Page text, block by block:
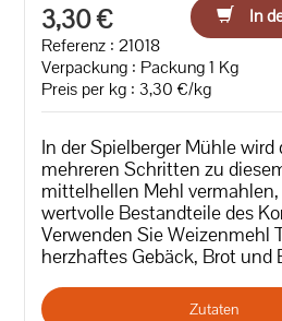
3,30 €
In
Referenz : 21018
Verpackung : Packung 1 Kg
Preis per kg : 3,30 €/kg
In der Spielberger Mühle wird
mehreren Schritten zu
mittelhellen Mehl
wertvolle Bestandteile des
Verwenden Sie Weizenmehl
herzhaftes Gebäck, Brot und
Zutaten